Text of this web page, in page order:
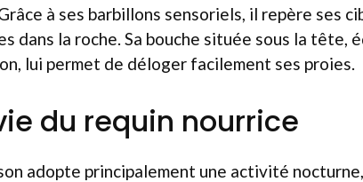
à ses barbillons sensoriels, il repère ses
dans la roche. Sa bouche située sous la tête,
lui permet de déloger facilement ses proies.
du requin nourrice
adopte principalement une activité